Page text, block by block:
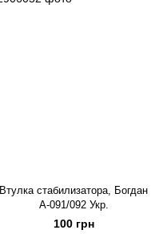
Втулка стабилизатора, Богдан
А-091/092 Укр.
100 грн